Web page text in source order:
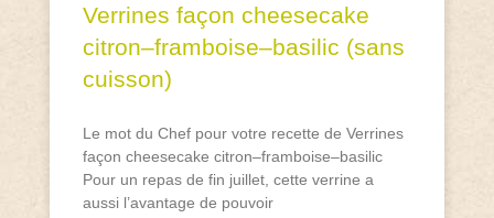
Verrines façon cheesecake
citron–framboise–basilic (sans
cuisson)
Le mot du Chef pour votre recette de Verrines
façon cheesecake citron–framboise–basilic
Pour un repas de fin juillet, cette verrine a
aussi l’avantage de pouvoir